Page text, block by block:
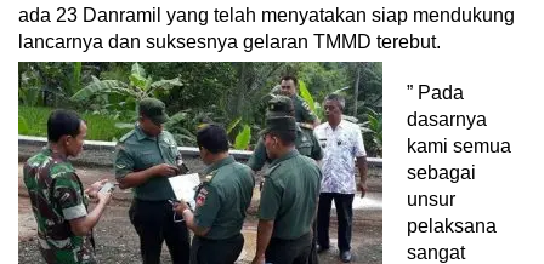
ada 23 Danramil yang telah menyatakan siap mendukung
lancarnya dan suksesnya gelaran TMMD terebut.
” Pada
dasarnya
kami semua
sebagai
unsur
pelaksana
sangat